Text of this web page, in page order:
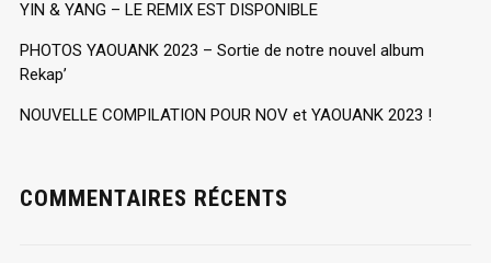
YIN & YANG – LE REMIX EST DISPONIBLE
PHOTOS YAOUANK 2023 – Sortie de notre nouvel album
Rekap’
NOUVELLE COMPILATION POUR NOV et YAOUANK 2023 !
COMMENTAIRES RÉCENTS